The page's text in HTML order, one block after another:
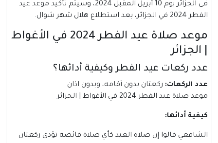
فى الجزائر يوم 10 أبريل المقبل 2024، وسيتم تأكيد موعد عيد
الفطر 2024 في الجزائر، بعد استطلاع هلال شهر شوال.
موعد صلاة عيد الفطر 2024 في الأغواط
| الجزائر
عدد ركعات عيد الفطر وكيفية أدائها؟
عدد الركعات: ركعتان بدون أقامه، وبدون اذان
موعد صلاة عيد الفطر 2024 في الأغواط | الجزائر
كيفية أدائها:
الشافعي قالوا إن صلاة العيد كأي صلاة فائضة تؤدى ركعتان